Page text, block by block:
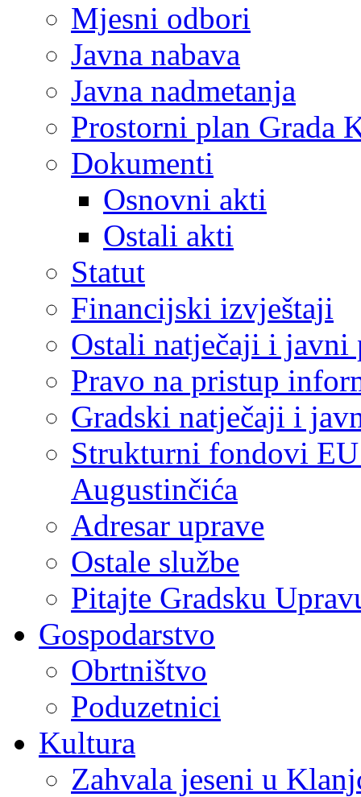
Mjesni odbori
Javna nabava
Javna nadmetanja
Prostorni plan Grada
Dokumenti
Osnovni akti
Ostali akti
Statut
Financijski izvještaji
Ostali natječaji i javni
Pravo na pristup
Gradski natječaji i
Strukturni fondovi
Augustinčića
Adresar uprave
Ostale službe
Pitajte Gradsku
Gospodarstvo
Obrtništvo
Poduzetnici
Kultura
Zahvala jeseni u